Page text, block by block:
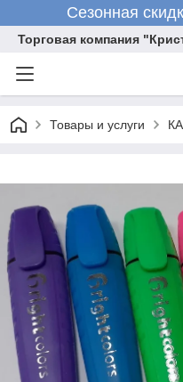
Сезонная
Торговая компания
Товары и услуги